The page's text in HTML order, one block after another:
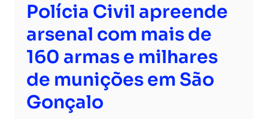
Polícia Civil apreende
arsenal com mais de
160 armas e milhares
de munições em São
Gonçalo